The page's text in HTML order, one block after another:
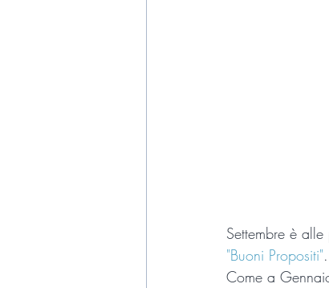
Settembre è
"Buoni Propositi".
Come a